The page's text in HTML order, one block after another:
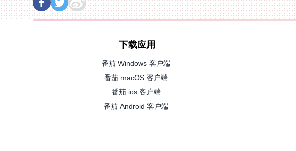
下载应用
番茄 Windows 客户端
番茄 macOS 客户端
番茄 ios 客户端
番茄 Android 客户端